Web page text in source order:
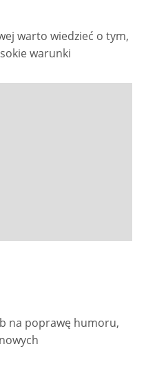
warto wiedzieć o tym,
warunki
na poprawę humoru,